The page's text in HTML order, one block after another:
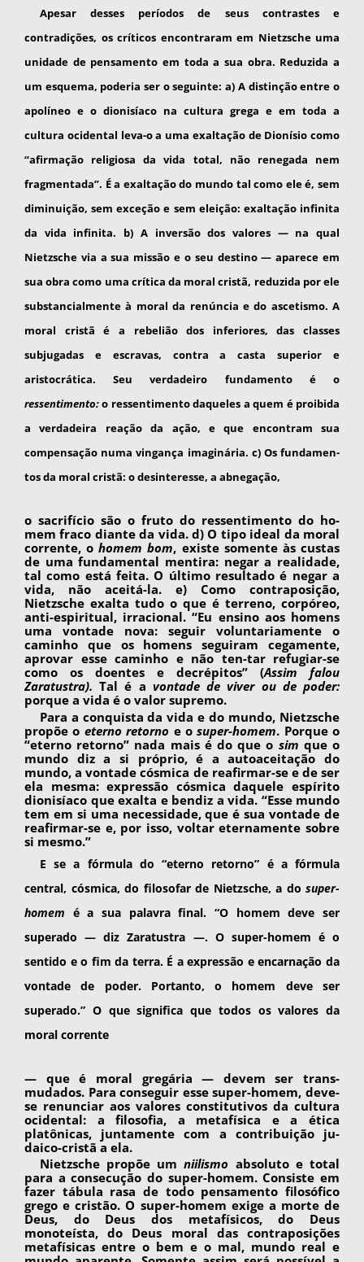
Apesar desses períodos de seus contrastes e
contradições, os críticos encontraram em Nietzsche uma
unidade de pensamento em toda a sua obra. Reduzida a
um esquema, poderia ser o seguinte: a) A distinção entre o
apolíneo e o dionisíaco na cultura grega e em toda a
cultura ocidental leva-o a uma exaltação de Dionísio como
“afirmação religiosa da vida total, não re­negada nem
fragmentada”. É a exaltação do mun­do tal como ele é, sem
diminuição, sem exceção e sem eleição: exaltação infinita
da vida infinita. b) A inversão dos valores — na qual
Nietzsche via a sua missão e o seu destino — aparece em
sua obra como uma crítica da moral cristã, redu­zida por ele
substancialmente à moral da renún­cia e do ascetismo. A
moral cristã é a rebelião dos inferiores, das classes
subjugadas e escravas, contra a casta superior e
aristocrática. Seu verda­deiro fundamento é o
ressentimento:o ressenti­mento daqueles a quem é proibida
a verdadeira reação da ação, e que encontram sua
compensa­ção numa vingança imaginária. c) Os fundamen­
tos da moral cristã: o desinteresse, a abnegação,
o sacrifício são o fruto do ressentimento do ho­
mem fraco diante da vida. d) O tipo ideal da mo­ral
corrente, ohomem bom, existe somente às custas
de uma fundamental mentira: negar a rea­lidade,
tal como está feita. O último resultado é negar a
vida, não aceitá-la. e) Como contraposição,
Nietzsche exalta tudo o que é ter­reno, corpóreo,
anti-espiritual, irracional. “Eu ensino aos homens
uma vontade nova: seguir voluntariamente o
caminho que os homens segui­ram cegamente,
aprovar esse caminho e não ten-tar refugiar-se
como os doentes e decrépitos” (As­sim falou
Zaratustra).Tal é a vontade de viver ou de poder:
porque a vida é o valor supremo.
Para a conquista da vida e do mundo, Nietzsche
propõe o eterno retorno e osuper-ho­mem. Porque o
“eterno retorno” nada mais é do que o sim que o
mundo diz a si próprio, é a auto­aceitação do
mundo, a vontade cósmica de rea­firmar-se e de ser
ela mesma: expressão cósmica daquele espírito
dionisíaco que exalta e bendiz a vida. “Esse mundo
tem em si uma necessidade, que é sua vontade de
reafirmar-se e, por isso, vol­tar eternamente sobre
si mesmo.”
E se a fórmula do “eterno retorno” é a fórmu­la
central, cósmica, do filosofar de Nietzsche, a do super-
homem é a sua palavra final. “O ho­mem deve ser
superado — diz Zaratustra —. O super-homem é o
sentido e o fim da terra. É a expressão e encarnação da
vontade de poder. Portanto, o homem deve ser
superado.” O que significa que todos os valores da
moral corrente
— que é moral gregária — devem ser trans­
mudados. Para conseguir esse super-homem, deve-
se renunciar aos valores constitutivos da cultura
ocidental: a filosofia, a metafísica e a éti­ca
platônicas, juntamente com a contribuição ju­
daico-cristã a ela.
Nietzsche propõe umniilismo absoluto e total
para a consecução do super-homem. Consiste em
fazer tábula rasa de todo pensamento filosófico
grego e cristão. O super-homem exige a morte de
Deus, do Deus dos metafísicos, do Deus
monoteísta, do Deus moral das contraposições
metafísicas entre o bem e o mal, mundo real e